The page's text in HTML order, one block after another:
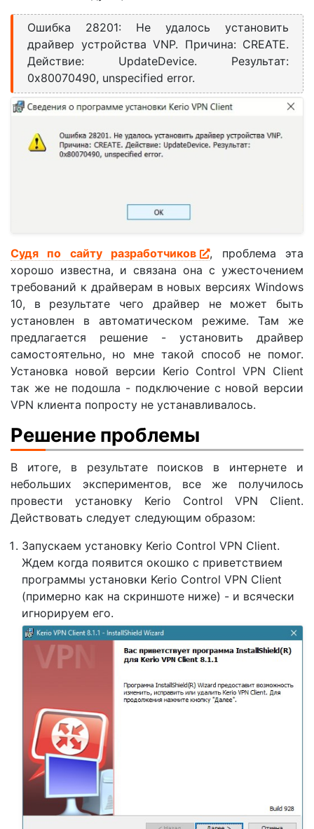
Ошибка 28201: Не удалось установить
драйвер устройства VNP. Причина: CREATE.
Действие: UpdateDevice. Результат:
0x80070490, unspecified error.
Судя по сайту разработчиков
, проблема эта
хорошо известна, и связана она с ужесточением
требований к драйверам в новых версиях Windows
10, в результате чего драйвер не может быть
установлен в автоматическом режиме. Там же
предлагается решение - установить драйвер
самостоятельно, но мне такой способ не помог.
Установка новой версии Kerio Control VPN Client
так же не подошла - подключение с новой версии
VPN клиента попросту не устанавливалось.
Решение проблемы
В итоге, в результате поисков в интернете и
небольших экспериментов, все же получилось
провести установку Kerio Control VPN Client.
Действовать следует следующим образом:
Запускаем установку Kerio Control VPN Client.
Ждем когда появится окошко с приветствием
программы установки Kerio Control VPN Client
(примерно как на скриншоте ниже) - и всячески
игнорируем его.